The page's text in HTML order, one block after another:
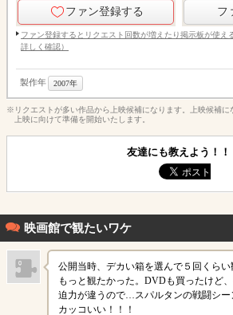
ファン登録する フ
ファン登録するとリクエスト回数が増えたり掲示板が使え
詳しく確認）
製作年 2007年
※リクエストが多い作品から上映候補になります。上映候補に
上映に向けて準備を開始いたします。
友達にも教えよう！！
映画館で観たいワケ
公開当時、デカい箱を選んで５回くら
もっと観たかった。DVDも買ったけど
迫力が違うので…スパルタンの戦闘シ
カッコいい！！！